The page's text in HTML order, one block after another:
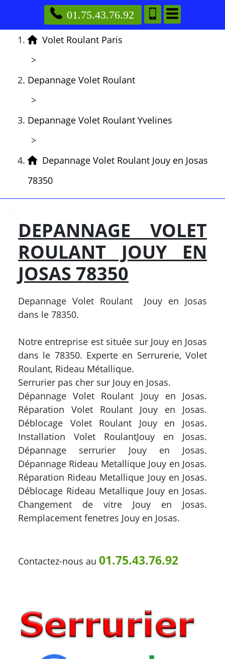
01.75.43.76.92
Volet Roulant Paris
>
Depannage Volet Roulant
>
Depannage Volet Roulant Yvelines
>
Depannage Volet Roulant Jouy en Josas
78350
DEPANNAGE VOLET
ROULANT JOUY EN
JOSAS 78350
Depannage Volet Roulant Jouy en Josas
dans le 78350.
Notre entreprise est située sur Jouy en Josas
dans le 78350. Experte en Serrurerie, Volet
Roulant, Rideau Métallique.
Serrurier pas cher sur Jouy en Josas.
Dépannage Volet Roulant Jouy en Josas.
Réparation Volet Roulant Jouy en Josas.
Déblocage Volet Roulant Jouy en Josas.
Installation Volet RoulantJouy en Josas.
Dépannage serrurier Jouy en Josas.
Dépannage Rideau Metallique Jouy en Josas.
Réparation Rideau Metallique Jouy en Josas.
Déblocage Rideau Metallique Jouy en Josas.
Changement de vitre Jouy en Josas.
Remplacement fenetres Jouy en Josas.
Contactez-nous au 01.75.43.76.92